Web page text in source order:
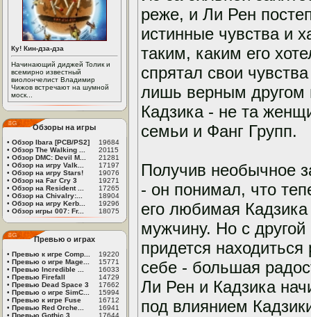
Ку! Кин-дза-дза
Начинающий диджей Толик и
всемирно известный
виолончелист Владимир
Чижов встречают на шумной
моск...
Обзоры на игры
• Обзор Ibara [PCB/PS2]
19684
• Обзор The Walking ...
20115
• Обзор DMC: Devil M...
21281
• Обзор на игру Valk...
17197
• Обзор на игру Stars!
19076
• Обзор на Far Cry 3
19271
• Обзор на Resident ...
17265
• Обзор на Chivalry:...
18904
• Обзор на игру Kerb...
19296
• Обзор игры 007: Fr... 18075
Превью о играх
• Превью к игре Comp...
19220
• Превью о игре Mage...
15771
• Превью Incredible ...
16033
• Превью Firefall
14729
• Превью Dead Space 3
17662
• Превью о игре SimC...
15994
• Превью к игре Fuse
16712
• Превью Red Orche...
16941
• Превью Gothic 3
17644
реже, и Ли Рен
истинные чувства и
таким, каким его
спрятал свои
лишь верным другом
Кадзика - не та
семьи и Фанг Групп.
Получив необычное
- он понимал, что
его любимая
мужчину. Но с
придется
себе - большая
Ли Рен и Кадзика
под влиянием